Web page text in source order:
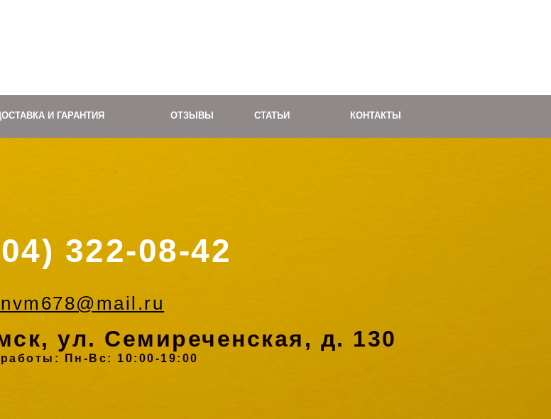
КОНТАКТЫ
ОТЗЫВЫ СТАТЬИ
И ГАРАНТИЯ
322-08-42
nvm678@mail.ru
ул. Семиреченская, д. 130
Пн-Вс: 10:00-19:00